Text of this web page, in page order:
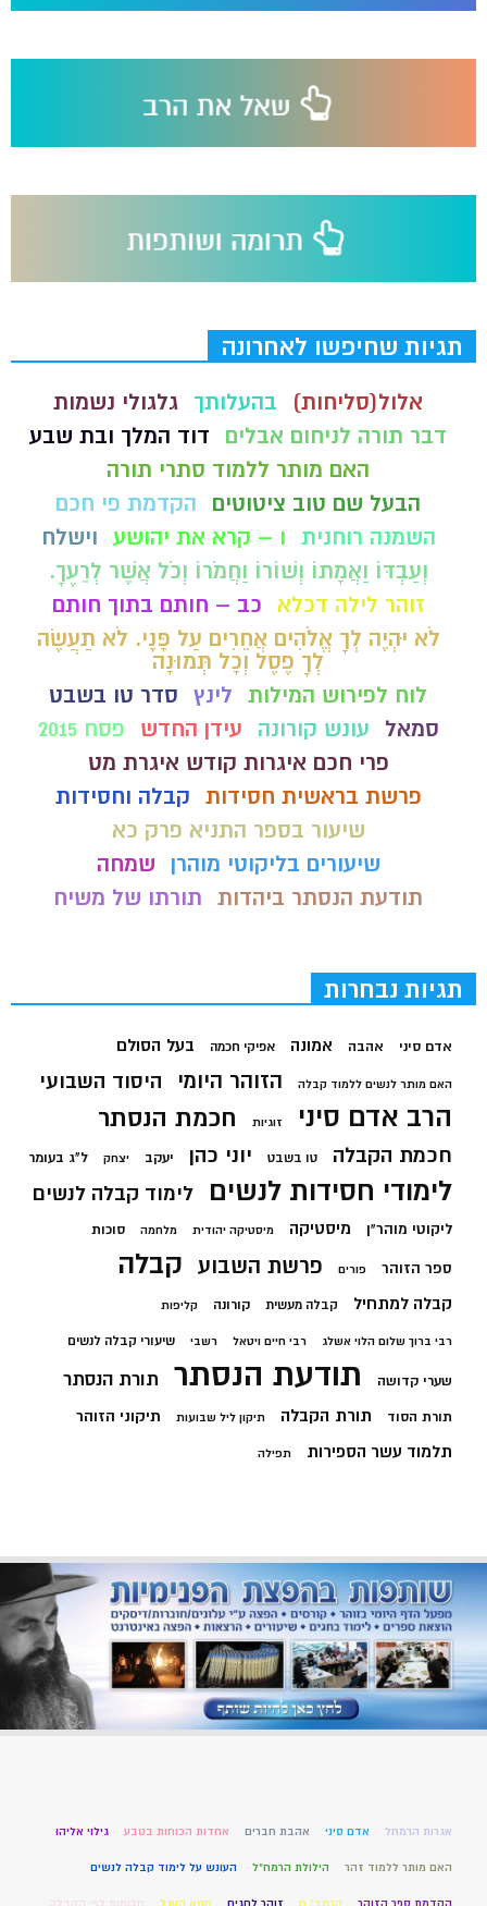
תגיות שחיפשו לאחרונה
אלול(סליחות) בהעלותך גלגולי נשמות
דבר תורה לניחום אבלים
דוד המלך ובת שבע
האם מותר ללמוד סתרי תורה
הבעל שם טוב ציטוטים
הקדמת פי חכם
השמנה רוחנית ו – קרא את יהושע וישלח
וְעַבְדּוֹ וַאֲמָתוֹ וְשׁוֹרוֹ וַחֲמֹרוֹ וְכֹל אֲשֶׁר לְרֵעֶךָ.
זוהר לילה דכלא
כב – חותם בתוך חותם
לֹא יִהְיֶה לְךָ אֱלֹהִים אֲחֵרִים עַל פָּנָי. לֹא תַעֲשֶׂה
לְךָ פֶסֶל וְכָל תְּמוּנָה
לוח לפירוש המילות לינץ סדר טו בשבט
סמאל
עונש קורונה עידן החדש
פסח 2015
פרי חכם איגרות קודש איגרת מט
פרשת בראשית חסידות קבלה וחסידות
שיעור בספר התניא פרק כא
שיעורים בליקוטי מוהרן
שמחה
תודעת הנסתר ביהדות תורתו של משיח
תגיות נבחרות
אדם סיני אהבה אמונה אפיקי חכמה בעל הסולם
האם מותר לנשים ללמוד קבלה הזוהר היומי היסוד השבועי
הרב אדם סיני זוגיות חכמת הנסתר
חכמת הקבלה טו בשבט יוני כהן יעקב יצחק ל"ג בעומר
לימודי חסידות לנשים לימוד קבלה לנשים
ליקוטי מוהר"ן מיסטיקה מיסטיקה יהודית מלחמה סוכות
ספר הזוהר פורים פרשת השבוע קבלה
קבלה למתחיל קבלה מעשית קורונה קליפות
רבי ברוך שלום הלוי אשלג רבי חיים ויטאל רשבי שיעורי קבלה לנשים
שערי קדושה תודעת הנסתר תורת הנסתר
תורת הסוד תורת הקבלה תיקון ליל שבועות תיקוני הזוהר
תלמוד עשר הספירות תפילה
אגרות הרמחל אדם סיני אהבת חברים אחדות הכוחות בטבע גילוי אליהו
האם מותר ללמוד זהר הילולת הרמח"ל העונש על לימוד קבלה לנשים